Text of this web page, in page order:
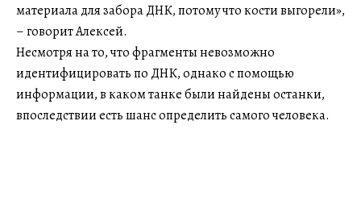
материала для забора ДНК, потому что кости выгорели»,
– говорит Алексей.
Несмотря на то, что фрагменты невозможно
идентифицировать по ДНК, однако с помощью
информации, в каком танке были найдены останки,
впоследствии есть шанс определить самого человека.